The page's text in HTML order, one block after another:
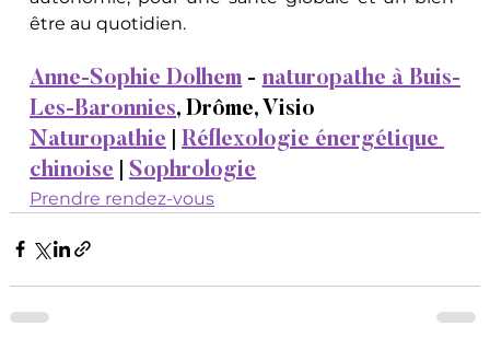
être au quotidien.
Anne-Sophie Dolhem - naturopathe à Buis-
Les-Baronnies, Drôme, Visio
Naturopathie | Réflexologie énergétique
chinoise | Sophrologie
Prendre rendez-vous